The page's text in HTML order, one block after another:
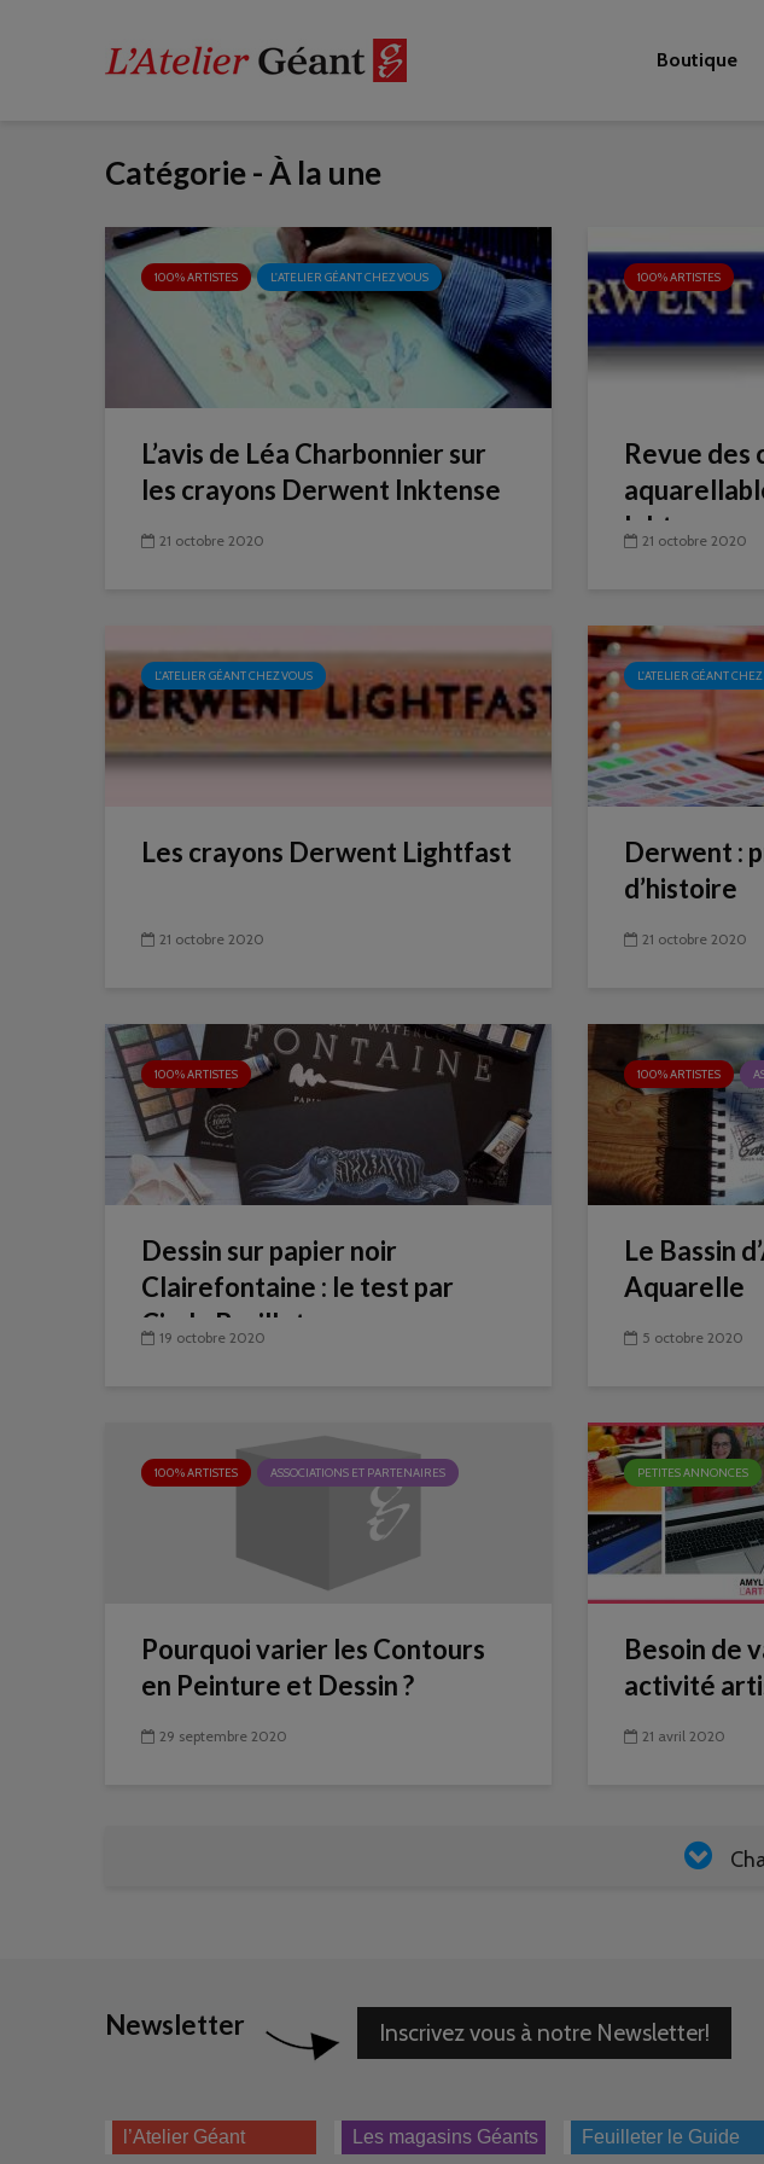
Boutique
Catégorie - À la une
100% ARTISTES L'ATELIER GÉANT CHEZ VOUS
L’avis de Léa Charbonnier sur
les crayons Derwent Inktense
21 octobre 2020
100% ARTISTES
Revue des
Inktense
21 octobre 2020
L'ATELIER GÉANT CHEZ VOUS
Les crayons Derwent Lightfast
21 octobre 2020
L'ATELIER GÉANT
Derwent :
d’histoire
21 octobre 2020
100% ARTISTES
Dessin sur papier noir
Clairefontaine : le test par
Cindy Barillet
19 octobre 2020
100% ARTISTES
Le Bassin
Aquarelle
5 octobre 2020
100% ARTISTES ASSOCIATIONS ET PARTENAIRES
Pourquoi varier les Contours
en Peinture et Dessin ?
29 septembre 2020
PETITES ANNONCES
Besoin de
activité
21 avril 2020
Newsletter Inscrivez vous à notre Newsletter!
l’Atelier Géant Les magasins Géants Feuilleter le Guide